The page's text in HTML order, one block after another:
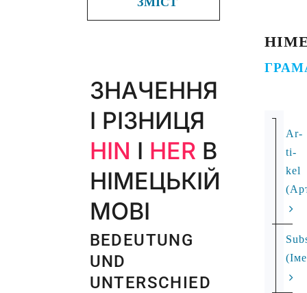
ЗНАЧЕННЯ
І РІЗНИЦЯ
HIN І HER В
НІМЕЦЬКІЙ
МОВІ
BEDEUTUNG
UND
UNTERSCHIED
Ar­
ti­
kel